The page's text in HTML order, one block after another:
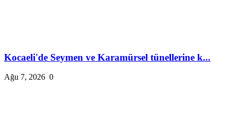
Kocaeli'de Seymen ve Karamürsel tünellerine k...
Ağu 7, 2026 0